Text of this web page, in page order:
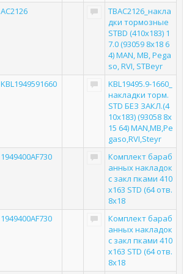
AC2126
TBAC2126_накла
дки тормозные
STBD (410x183) 1
7.0 (93059 8x18 6
4) MAN, MB, Pega
so, RVI, STBeyr
KBL1949591660
KBL19495.9-1660_
накладки торм.
STD БЕЗ ЗАКЛ.(4
10x183) (93058 8x
15 64) MAN,MB,Pe
gaso,RVI,Steyr
1949400AF730
Комплект бараб
анных накладок
с закл пками 410
x163 STD (64 отв.
8x18
1949400AF730
Комплект бараб
анных накладок
с закл пками 410
x163 STD (64 отв.
8x18